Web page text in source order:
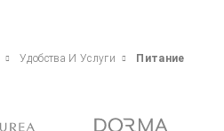
Удобства И Услуги Питание